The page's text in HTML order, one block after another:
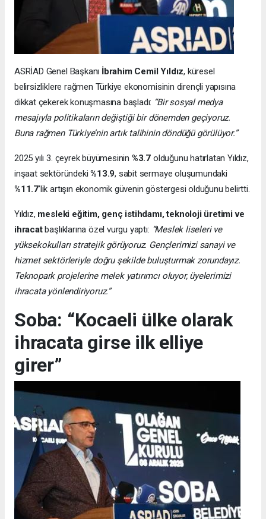
ASRİAD Genel Başkanı İbrahim Cemil Yıldız, küresel
belirsizliklere rağmen Türkiye ekonomisinin dirençli yapısına
dikkat çekerek konuşmasına başladı: “Bir sosyal medya
mesajıyla politikaların değiştiği bir dönemden geçiyoruz.
Buna rağmen Türkiye’nin artık talihinin döndüğü görülüyor.”
2025 yılı 3. çeyrek büyümesinin %3.7 olduğunu hatırlatan Yıldız,
inşaat sektöründeki%13.9, sabit sermaye oluşumundaki
%11.7’lik artışın ekonomik güvenin göstergesi olduğunu belirtti.
Yıldız, mesleki eğitim, genç istihdamı, teknoloji üretimi ve
ihracatbaşlıklarına özel vurgu yaptı: “Meslek liseleri ve
yüksekokulları stratejik görüyoruz. Gençlerimizi sanayi ve
hizmet sektörleriyle doğru şekilde buluşturmak zorundayız.
Teknopark projelerine melek yatırımcı oluyor, üyelerimizi
ihracata yönlendiriyoruz.”
Soba: “Kocaeli ülke olarak
ihracata girse ilk elliye
girer”